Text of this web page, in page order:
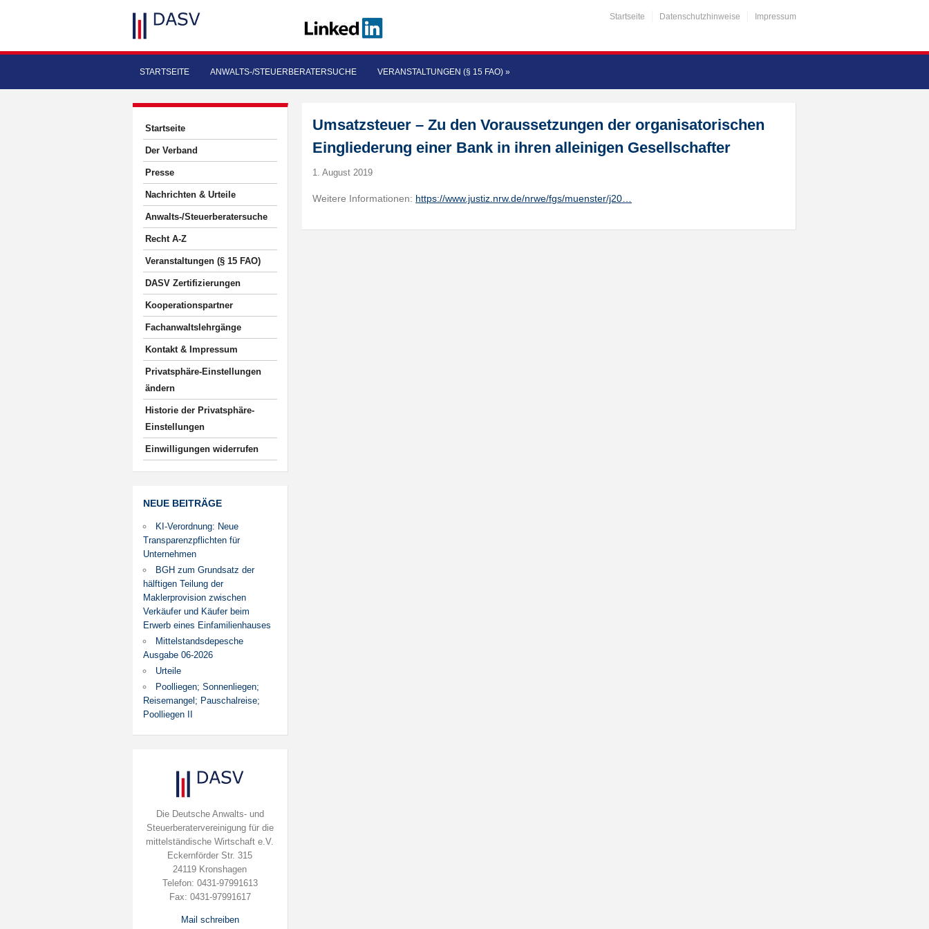
Startseite Datenschutzhinweise Impressum
STARTSEITE ANWALTS-/STEUERBERATERSUCHE VERANSTALTUNGEN (§ 15 FAO) »
Startseite
Der Verband
Presse
Nachrichten & Urteile
Anwalts-/Steuerberatersuche
Recht A-Z
Veranstaltungen (§ 15 FAO)
DASV Zertifizierungen
Kooperationspartner
Fachanwaltslehrgänge
Kontakt & Impressum
Privatsphäre-Einstellungen
ändern
Historie der Privatsphäre-
Einstellungen
Einwilligungen widerrufen
NEUE BEITRÄGE
KI-Verordnung: Neue
Transparenzpflichten für
Unternehmen
BGH zum Grundsatz der
hälftigen Teilung der
Maklerprovision zwischen
Verkäufer und Käufer beim
Erwerb eines Einfamilienhauses
Mittelstandsdepesche
Ausgabe 06-2026
Urteile
Poolliegen; Sonnenliegen;
Reisemangel; Pauschalreise;
Poolliegen II
Die Deutsche Anwalts- und
Steuerberatervereinigung für die
mittelständische Wirtschaft e.V.
Eckernförder Str. 315
24119 Kronshagen
Telefon: 0431-97991613
Fax: 0431-97991617
Mail schreiben
Umsatzsteuer – Zu den Voraussetzungen der organisatorischen
Eingliederung einer Bank in ihren alleinigen Gesellschafter
1. August 2019
Weitere Informationen: https://www.justiz.nrw.de/nrwe/fgs/muenster/j20…